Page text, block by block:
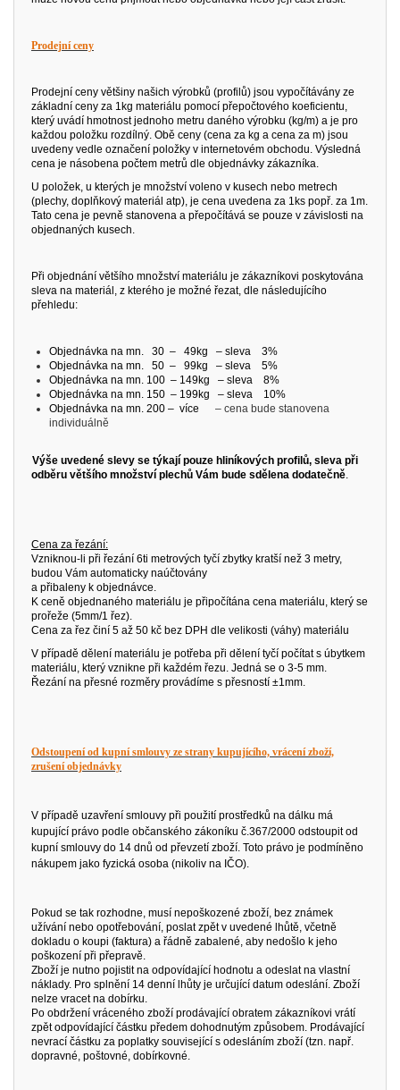
Prodejní ceny
Prodejní ceny většiny našich výrobků (profilů) jsou vypočítávány ze
základní ceny za 1kg materiálu pomocí přepočtového koeficientu,
který uvádí hmotnost jednoho metru daného výrobku (kg/m) a je pro
každou položku rozdílný. Obě ceny (cena za kg a cena za m) jsou
uvedeny vedle označení položky v internetovém obchodu. Výsledná
cena je násobena počtem metrů dle objednávky zákazníka.
U položek, u kterých je množství voleno v kusech nebo metrech
(plechy, doplňkový materiál atp), je cena uvedena za 1ks popř. za 1m.
Tato cena je pevně stanovena a přepočítává se pouze v závislosti na
objednaných kusech.
Při objednání většího množství materiálu je zákazníkovi poskytována
sleva na materiál, z kterého je možné řezat, dle následujícího
přehledu:
Objednávka na mn. 30 – 49kg – sleva 3%
Objednávka na mn.
50 – 99kg – sleva 5%
Objednávka na mn. 100 – 149kg – sleva 8%
Objednávka na mn. 150 – 199kg – sleva 10%
Objednávka na mn. 200 – více
– cena bude stanovena
individuálně
Výše uvedené slevy se týkají pouze hliníkových profilů, sleva při
odběru většího množství plechů Vám bude sdělena dodatečně.
Cena za řezání:
Vzniknou-li při řezání 6ti metrových tyčí zbytky kratší než 3 metry,
budou Vám automaticky naúčtovány
a přibaleny k objednávce.
K ceně objednaného materiálu je připočítána cena materiálu, který se
prořeže (5mm/1 řez).
Cena za řez činí 5 až 50 kč bez DPH dle velikosti (váhy) materiálu
V případě dělení materiálu je potřeba při dělení tyčí počítat s úbytkem
materiálu, který vznikne při každém řezu. Jedná se o 3-5 mm.
Řezání na přesné rozměry provádíme s přesností ±1mm.
Odstoupení od kupní smlouvy ze strany kupujícího, vrácení zboží,
zrušení objednávky
V případě uzavření smlouvy při použití prostředků na dálku má
kupující právo podle občanského zákoníku č.367/2000 odstoupit od
kupní smlouvy do 14 dnů od převzetí zboží. Toto právo je podmíněno
nákupem jako fyzická osoba (nikoliv na IČO).
Pokud se tak rozhodne, musí nepoškozené zboží, bez známek
užívání nebo opotřebování, poslat zpět v uvedené lhůtě, včetně
dokladu o koupi (faktura) a řádně zabalené, aby nedošlo k jeho
poškození při přepravě.
Zboží je nutno pojistit na odpovídající hodnotu a odeslat na vlastní
náklady. Pro splnění 14 denní lhůty je určující datum odeslání. Zboží
nelze vracet na dobírku.
Po obdržení vráceného zboží prodávající obratem zákazníkovi vrátí
zpět odpovídající částku předem dohodnutým způsobem. Prodávající
nevrací částku za poplatky související s odesláním zboží (tzn. např.
dopravné, poštovné, dobírkovné.